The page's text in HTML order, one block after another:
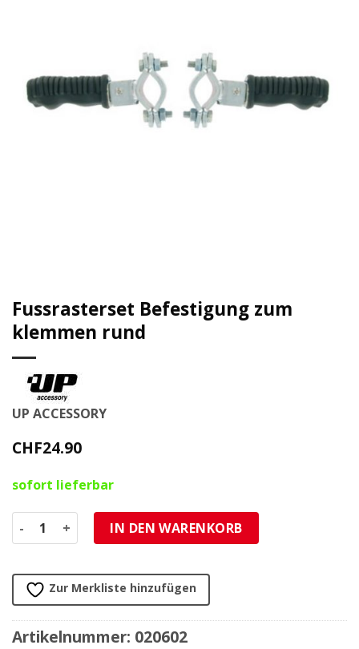
Fussrasterset Befestigung zum
klemmen rund
UP ACCESSORY
CHF24.90
sofort lieferbar
Fussrasterset Befestigung zum klemmen rund Menge
IN DEN WARENKORB
Zur Merkliste hinzufügen
Artikelnummer: 020602